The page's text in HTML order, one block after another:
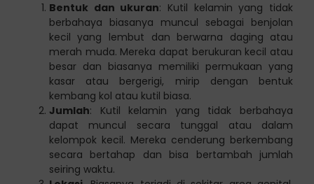
Bentuk dan ukuran: Kutil kelamin yang tidak
berbahaya biasanya muncul sebagai benjolan
kecil yang lembut dan berwarna daging atau
merah muda. Mereka dapat berukuran kecil atau
besar dan biasanya memiliki permukaan yang
kasar atau bergerigi, mirip dengan bentuk
kembang kol atau kutil biasa.
Jumlah: Kutil kelamin yang tidak berbahaya
dapat muncul secara tunggal atau dalam
kelompok kecil. Mereka cenderung berkembang
secara bertahap dan bisa bertambah jumlah
seiring waktu.